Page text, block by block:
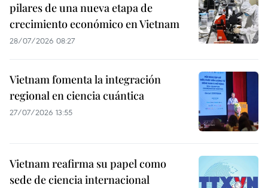
pilares de una nueva etapa de
crecimiento económico en Vietnam
28/07/2026 08:27
Vietnam fomenta la integración
regional en ciencia cuántica
27/07/2026 13:55
Vietnam reafirma su papel como
sede de ciencia internacional